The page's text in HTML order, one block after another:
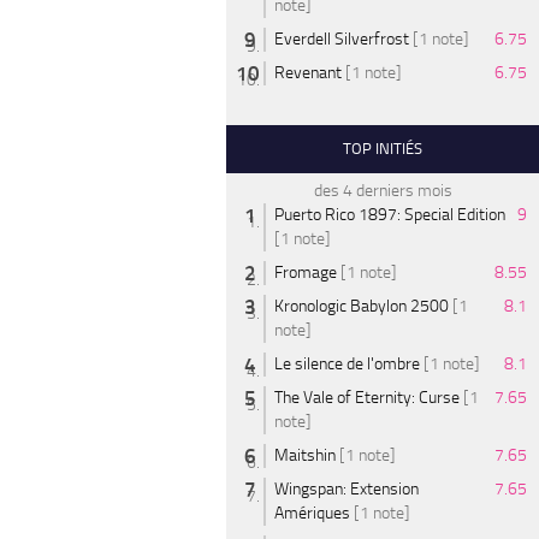
note]
Everdell Silverfrost [1 note]
6.75
Revenant [1 note] 6.75
TOP INITIÉS
des 4 derniers mois
Puerto Rico 1897: Special Edition
[1 note]
9
Fromage [1 note]
8.55
Kronologic Babylon 2500 [1
note]
8.1
Le silence de l'ombre [1 note]
8.1
The Vale of Eternity: Curse [1
note]
7.65
Maitshin [1 note]
7.65
Wingspan: Extension
Amériques [1 note]
7.65